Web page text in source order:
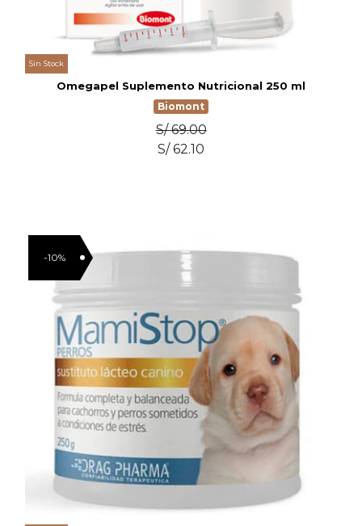
Sin Stock
Omegapel Suplemento Nutricional 250 ml
Biomont
S/ 69.00
S/ 62.10
-10%